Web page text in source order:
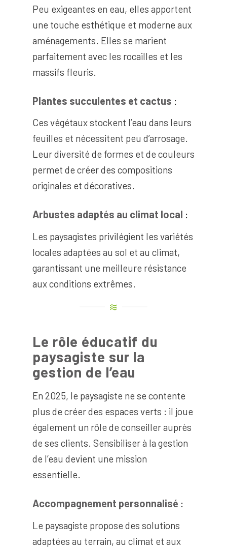
Peu exigeantes en eau, elles apportent
une touche esthétique et moderne aux
aménagements. Elles se marient
parfaitement avec les rocailles et les
massifs fleuris.
Plantes succulentes et cactus :
Ces végétaux stockent l’eau dans leurs
feuilles et nécessitent peu d’arrosage.
Leur diversité de formes et de couleurs
permet de créer des compositions
originales et décoratives.
Arbustes adaptés au climat local :
Les paysagistes privilégient les variétés
locales adaptées au sol et au climat,
garantissant une meilleure résistance
aux conditions extrêmes.
Le rôle éducatif du
paysagiste sur la
gestion de l’eau
En 2025, le paysagiste ne se contente
plus de créer des espaces verts : il joue
également un rôle de conseiller auprès
de ses clients. Sensibiliser à la gestion
de l’eau devient une mission
essentielle.
Accompagnement personnalisé :
Le paysagiste propose des solutions
adaptées au terrain, au climat et aux